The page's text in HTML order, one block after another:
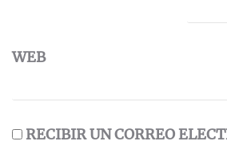
WEB
RECIBIR UN CORREO